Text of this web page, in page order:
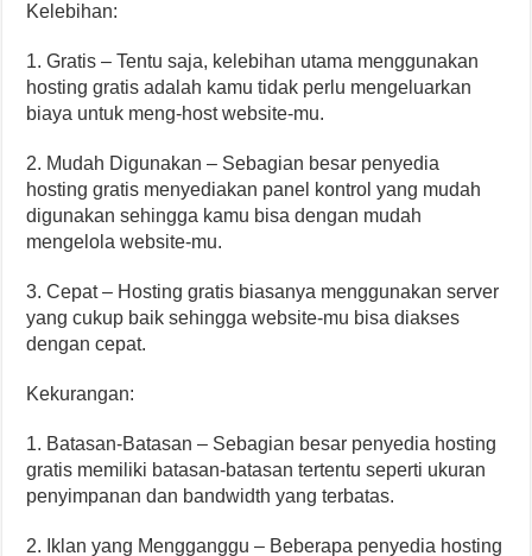
Kelebihan:
1. Gratis – Tentu saja, kelebihan utama menggunakan
hosting gratis adalah kamu tidak perlu mengeluarkan
biaya untuk meng-host website-mu.
2. Mudah Digunakan – Sebagian besar penyedia
hosting gratis menyediakan panel kontrol yang mudah
digunakan sehingga kamu bisa dengan mudah
mengelola website-mu.
3. Cepat – Hosting gratis biasanya menggunakan server
yang cukup baik sehingga website-mu bisa diakses
dengan cepat.
Kekurangan:
1. Batasan-Batasan – Sebagian besar penyedia hosting
gratis memiliki batasan-batasan tertentu seperti ukuran
penyimpanan dan bandwidth yang terbatas.
2. Iklan yang Mengganggu – Beberapa penyedia hosting